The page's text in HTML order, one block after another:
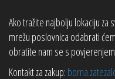
Ako tražite najbolju lokaciju
mrežu poslovnica odabrati
obratite nam se s
Kontakt za zakup: